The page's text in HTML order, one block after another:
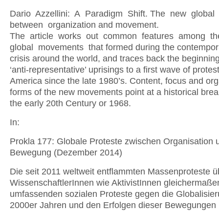
Dario Azzellini: A Paradigm Shift. The new
between organization and movement.
The article works out common features among
global movements that formed during the
crisis around the world, and traces back the
‘anti-representative’ uprisings to a first wave of
America since the late 1980’s. Content, focus and
forms of the new movements point at a historical
the early 20th Century or 1968.
In:
Prokla 177: Globale Proteste zwischen Organisation
Bewegung (Dezember 2014)
Die seit 2011 weltweit entflammten Massenproteste
WissenschaftlerInnen wie AktivistInnen
umfassenden sozialen Proteste gegen die
2000er Jahren und den Erfolgen dieser Bewegungen